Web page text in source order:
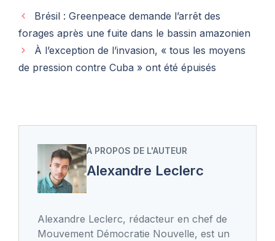
Brésil : Greenpeace demande l’arrêt des
forages après une fuite dans le bassin amazonien
À l’exception de l’invasion, « tous les moyens
de pression contre Cuba » ont été épuisés
A PROPOS DE L'AUTEUR
Alexandre Leclerc
Alexandre Leclerc, rédacteur en chef de
Mouvement Démocratie Nouvelle, est un